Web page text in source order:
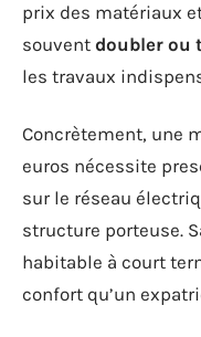
prix des matériaux
souvent doubler ou
les travaux
Concrètement, une
euros nécessite
sur le réseau
structure porteuse.
habitable à court
confort qu’un